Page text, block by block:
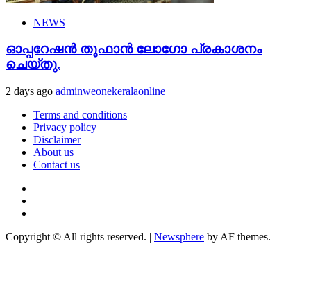
NEWS
ഓപ്പറേഷൻ തൂഫാൻ ലോഗോ പ്രകാശനം
ചെയ്തു.
2 days ago adminweonekeralaonline
Terms and conditions
Privacy policy
Disclaimer
About us
Contact us
Copyright © All rights reserved. | Newsphere by AF themes.